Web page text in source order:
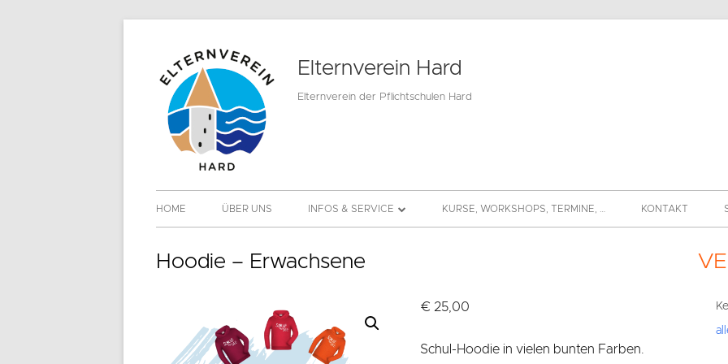
Elternverein Hard
Elternverein der Pflichtschulen Hard
Primäres
HOME ÜBER UNS INFOS & SERVICE KURSE, WORKSHOPS, TERMINE, … KONTAKT
Hoodie – Erwachsene
€ 25,00
Schul-Hoodie in vielen bunten Farben.